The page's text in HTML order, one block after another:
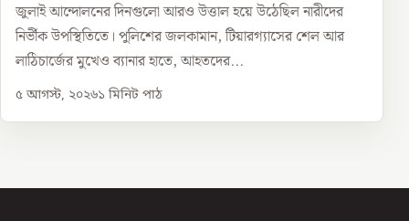
জুলাই আন্দোলনের দিনগুলো আরও উত্তাল হয়ে উঠেছিল নারীদের
নির্ভীক উপস্থিতিতে। পুলিশের জলকামান, টিয়ারগ্যাসের শেল আর
লাঠিচার্জের মুখেও ব্যানার হাতে, আহতদের...
৫ আগস্ট, ২০২৬১ মিনিট পাঠ